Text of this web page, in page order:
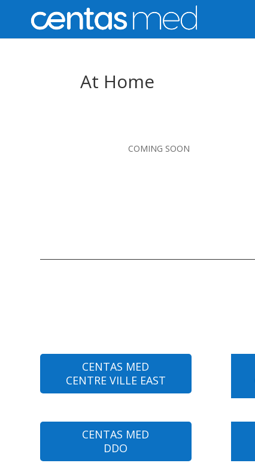
At Home
COMING SOON
CENTAS MED
CENTRE VILLE EAST
CENTAS MED
DDO